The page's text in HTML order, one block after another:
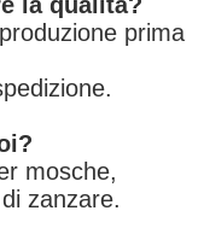
prima
mosche,
zanzare.